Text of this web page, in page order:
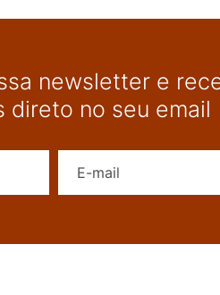
newsletter e
direto no seu email